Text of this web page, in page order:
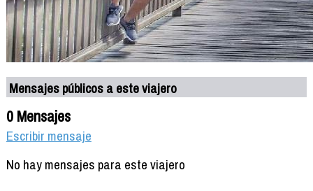
Mensajes públicos a este viajero
0 Mensajes
Escribir mensaje
No hay mensajes para este viajero